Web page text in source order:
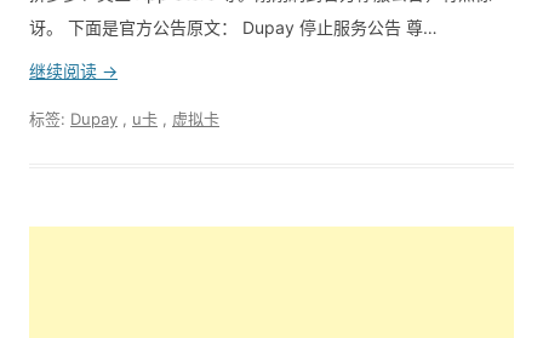
讶。 下面是官方公告原文： Dupay 停止服务公告 尊…
继续阅读 →
标签: Dupay u卡 虚拟卡